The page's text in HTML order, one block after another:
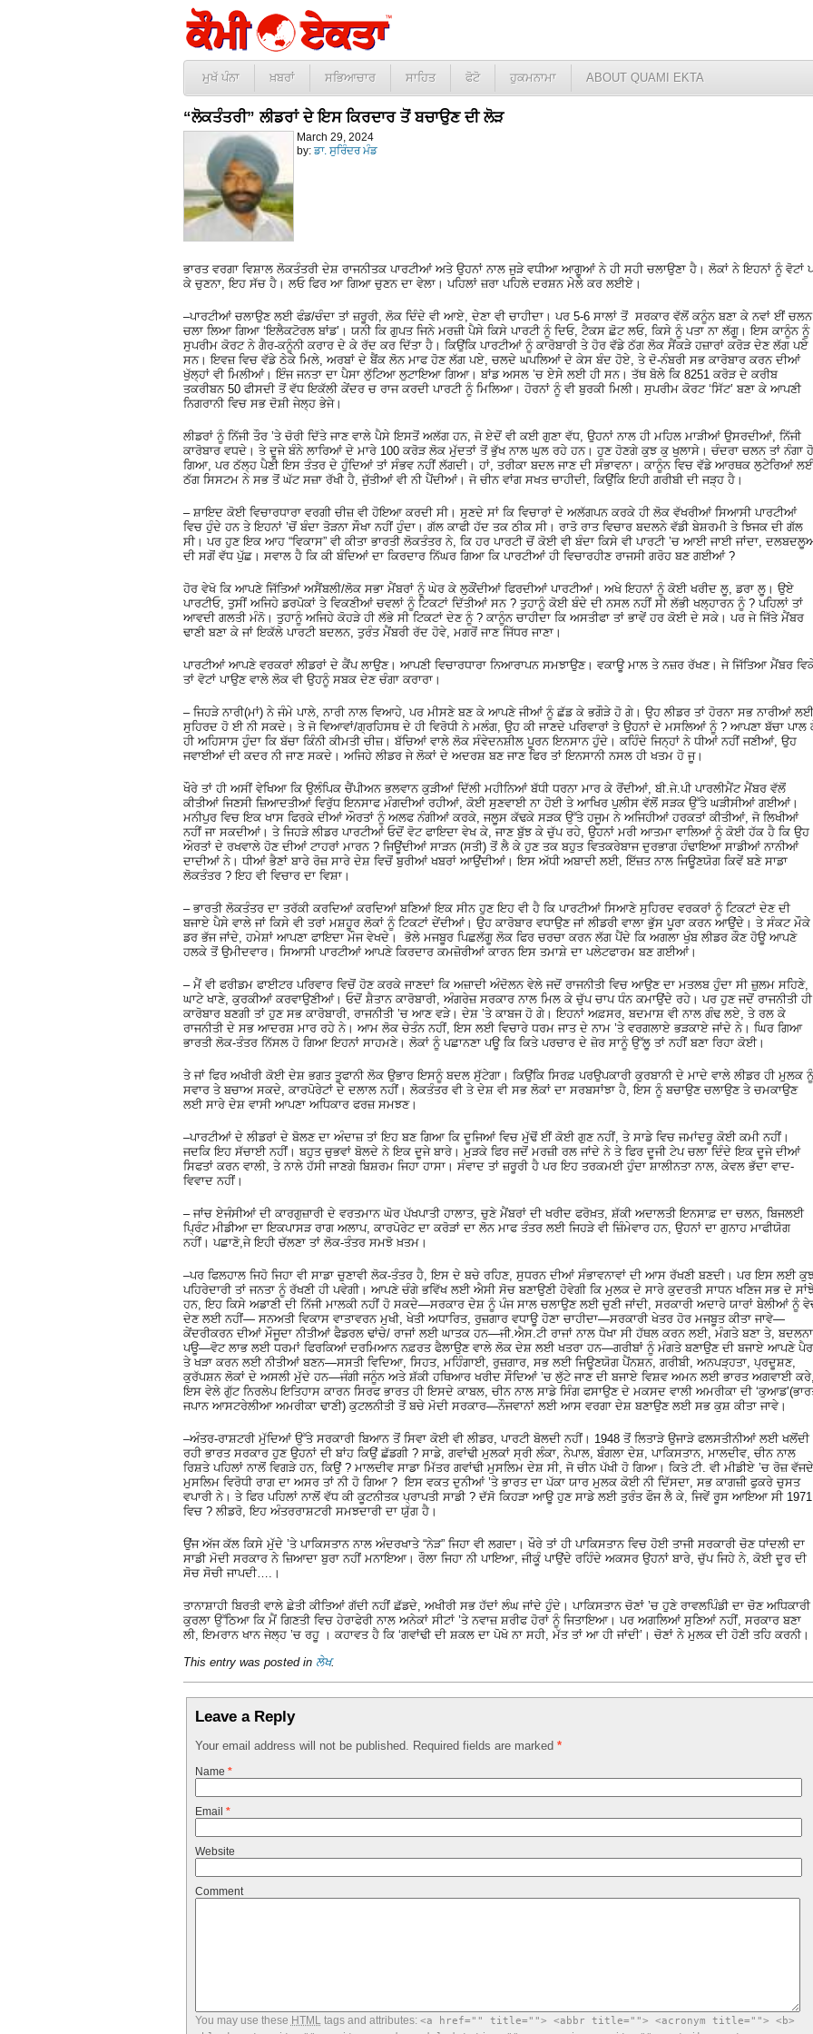
ਮੁਖੱ ਪੰਨਾ ਖ਼ਬਰਾਂ ਸਭਿਆਚਾਰ ਸਾਹਿਤ ਫੋਟੋ ਹੁਕਮਨਾਮਾ ABOUT QUAMI EKTA
“ਲੋਕਤੰਤਰੀ” ਲੀਡਰਾਂ ਦੇ ਇਸ ਕਿਰਦਾਰ ਤੋਂ ਬਚਾਉਣ ਦੀ ਲੋੜ
March 29, 2024
by: ਡਾ. ਸੁਰਿੰਦਰ ਮੰਡ
ਭਾਰਤ ਵਰਗਾ ਵਿਸ਼ਾਲ ਲੋਕਤੰਤਰੀ ਦੇਸ਼ ਰਾਜਨੀਤਕ ਪਾਰਟੀਆਂ ਅਤੇ ਉਹਨਾਂ ਨਾਲ ਜੁੜੇ ਵਧੀਆ ਆਗੂਆਂ ਨੇ ਹੀ ਸਹੀ ਚਲਾਉਣਾ ਹੈ। ਲੋਕਾਂ ਨੇ ਇਹਨਾਂ ਨੂੰ ਵੋਟਾਂ
ਕੇ ਚੁਣਨਾ, ਇਹ ਸੱਚ ਹੈ। ਲਓ ਫਿਰ ਆ ਗਿਆ ਚੁਣਨ ਦਾ ਵੇਲਾ। ਪਹਿਲਾਂ ਜ਼ਰਾ ਪਹਿਲੇ ਦਰਸ਼ਨ ਮੇਲੇ ਕਰ ਲਈਏ।
–ਪਾਰਟੀਆਂ ਚਲਾਉਣ ਲਈ ਫੰਡ/ਚੰਦਾ ਤਾਂ ਜ਼ਰੂਰੀ, ਲੋਕ ਦਿੰਦੇ ਵੀ ਆਏ, ਦੇਣਾ ਵੀ ਚਾਹੀਦਾ। ਪਰ 5-6 ਸਾਲਾਂ ਤੋਂ ਸਰਕਾਰ ਵੱਲੋਂ ਕਨੂੰਨ ਬਣਾ ਕੇ ਨਵਾਂ ਈਂ ਚਲਨ
ਚਲਾ ਲਿਆ ਗਿਆ ‘ਇਲੈਕਟੋਰਲ ਬਾਂਡ’। ਯਨੀ ਕਿ ਗੁਪਤ ਜਿਨੇ ਮਰਜ਼ੀ ਪੈਸੇ ਕਿਸੇ ਪਾਰਟੀ ਨੂੰ ਦਿਓ, ਟੈਕਸ ਛੋਟ ਲਓ, ਕਿਸੇ ਨੂੰ ਪਤਾ ਨਾ ਲੱਗੂ। ਇਸ ਕਾਨੂੰਨ ਨੂੰ
ਸੁਪਰੀਮ ਕੋਰਟ ਨੇ ਗੈਰ-ਕਨੂੰਨੀ ਕਰਾਰ ਦੇ ਕੇ ਰੱਦ ਕਰ ਦਿੱਤਾ ਹੈ। ਕਿਉਂਕਿ ਪਾਰਟੀਆਂ ਨੂੰ ਕਾਰੋਬਾਰੀ ਤੇ ਹੋਰ ਵੱਡੇ ਠੱਗ ਲੋਕ ਸੈਂਕੜੇ ਹਜ਼ਾਰਾਂ ਕਰੋੜ ਦੇਣ ਲੱਗ ਪਏ
ਸਨ। ਇਵਜ਼ ਵਿਚ ਵੱਡੇ ਠੇਕੇ ਮਿਲੇ, ਅਰਬਾਂ ਦੇ ਬੈਂਕ ਲੋਨ ਮਾਫ ਹੋਣ ਲੱਗ ਪਏ, ਚਲਦੇ ਘਪਲਿਆਂ ਦੇ ਕੇਸ ਬੰਦ ਹੋਏ, ਤੇ ਦੋ-ਨੰਬਰੀ ਸਭ ਕਾਰੋਬਾਰ ਕਰਨ ਦੀਆਂ
ਖੁੱਲ੍ਹਾਂ ਵੀ ਮਿਲੀਆਂ। ਇੰਜ ਜਨਤਾ ਦਾ ਪੈਸਾ ਲੁੱਟਿਆ ਲੁਟਾਇਆ ਗਿਆ। ਬਾਂਡ ਅਸਲ ’ਚ ਏਸੇ ਲਈ ਹੀ ਸਨ। ਤੱਥ ਬੋਲੇ ਕਿ 8251 ਕਰੋੜ ਦੇ ਕਰੀਬ
ਤਕਰੀਬਨ 50 ਫੀਸਦੀ ਤੋਂ ਵੱਧ ਇਕੱਲੀ ਕੇਂਦਰ ਚ ਰਾਜ ਕਰਦੀ ਪਾਰਟੀ ਨੂੰ ਮਿਲਿਆ। ਹੋਰਨਾਂ ਨੂੰ ਵੀ ਬੁਰਕੀ ਮਿਲੀ। ਸੁਪਰੀਮ ਕੋਰਟ ‘ਸਿੱਟ’ ਬਣਾ ਕੇ ਆਪਣੀ
ਨਿਗਰਾਨੀ ਵਿਚ ਸਭ ਦੋਸ਼ੀ ਜੇਲ੍ਹ ਭੇਜੇ।
ਲੀਡਰਾਂ ਨੂੰ ਨਿੱਜੀ ਤੌਰ ’ਤੇ ਚੋਰੀ ਦਿੱਤੇ ਜਾਣ ਵਾਲੇ ਪੈਸੇ ਇਸਤੋਂ ਅਲੱਗ ਹਨ, ਜੋ ਏਦੋਂ ਵੀ ਕਈ ਗੁਣਾ ਵੱਧ, ਉਹਨਾਂ ਨਾਲ ਹੀ ਮਹਿਲ ਮਾੜੀਆਂ ਉਸਰਦੀਆਂ, ਨਿੱਜੀ
ਕਾਰੋਬਾਰ ਵਧਦੇ। ਤੇ ਦੂਜੇ ਬੰਨੇ ਲਾਰਿਆਂ ਦੇ ਮਾਰੇ 100 ਕਰੋੜ ਲੋਕ ਮੁੱਦਤਾਂ ਤੋਂ ਭੁੱਖ ਨਾਲ ਘੁਲ ਰਹੇ ਹਨ। ਹੁਣ ਹੋਣਗੇ ਕੁਝ ਕੁ ਖੁਲਾਸੇ। ਚੰਦਰਾ ਚਲਨ ਤਾਂ ਨੰਗਾ ਹੋ
ਗਿਆ, ਪਰ ਠੱਲ੍ਹ ਪੈਣੀ ਇਸ ਤੰਤਰ ਦੇ ਹੁੰਦਿਆਂ ਤਾਂ ਸੰਭਵ ਨਹੀਂ ਲੱਗਦੀ। ਹਾਂ, ਤਰੀਕਾ ਬਦਲ ਜਾਣ ਦੀ ਸੰਭਾਵਨਾ। ਕਾਨੂੰਨ ਵਿਚ ਵੱਡੇ ਆਰਥਕ ਲੁਟੇਰਿਆਂ
ਠੱਗ ਸਿਸਟਮ ਨੇ ਸਭ ਤੋਂ ਘੱਟ ਸਜ਼ਾ ਰੱਖੀ ਹੈ, ਜੁੱਤੀਆਂ ਵੀ ਨੀ ਪੈਂਦੀਆਂ। ਜੋ ਚੀਨ ਵਾਂਗ ਸਖਤ ਚਾਹੀਦੀ, ਕਿਉਂਕਿ ਇਹੀ ਗਰੀਬੀ ਦੀ ਜੜ੍ਹ ਹੈ।
– ਸ਼ਾਇਦ ਕੋਈ ਵਿਚਾਰਧਾਰਾ ਵਰਗੀ ਚੀਜ਼ ਵੀ ਹੋਇਆ ਕਰਦੀ ਸੀ। ਸੁਣਦੇ ਸਾਂ ਕਿ ਵਿਚਾਰਾਂ ਦੇ ਅਲੱਗਪਨ ਕਰਕੇ ਹੀ ਲੋਕ ਵੱਖਰੀਆਂ ਸਿਆਸੀ ਪਾਰਟੀਆਂ
ਵਿਚ ਹੁੰਦੇ ਹਨ ਤੇ ਇਹਨਾਂ ’ਚੋਂ ਬੰਦਾ ਤੋੜਨਾ ਸੌਖਾ ਨਹੀਂ ਹੁੰਦਾ। ਗੱਲ ਕਾਫੀ ਹੱਦ ਤਕ ਠੀਕ ਸੀ। ਰਾਤੋ ਰਾਤ ਵਿਚਾਰ ਬਦਲਨੇ ਵੱਡੀ ਬੇਸ਼ਰਮੀ ਤੇ ਝਿਜਕ ਦੀ ਗੱਲ
ਸੀ। ਪਰ ਹੁਣ ਇਕ ਆਹ “ਵਿਕਾਸ” ਵੀ ਕੀਤਾ ਭਾਰਤੀ ਲੋਕਤੰਤਰ ਨੇ, ਕਿ ਹਰ ਪਾਰਟੀ ਚੋਂ ਕੋਈ ਵੀ ਬੰਦਾ ਕਿਸੇ ਵੀ ਪਾਰਟੀ ’ਚ ਆਈ ਜਾਈ ਜਾਂਦਾ,
ਦੀ ਸਗੋਂ ਵੱਧ ਪੁੱਛ। ਸਵਾਲ ਹੈ ਕਿ ਕੀ ਬੰਦਿਆਂ ਦਾ ਕਿਰਦਾਰ ਨਿੱਘਰ ਗਿਆ ਕਿ ਪਾਰਟੀਆਂ ਹੀ ਵਿਚਾਰਹੀਣ ਰਾਜਸੀ ਗਰੋਹ ਬਣ ਗਈਆਂ ?
ਹੋਰ ਵੇਖੋ ਕਿ ਆਪਣੇ ਜਿੱਤਿਆਂ ਅਸੈਂਬਲੀ/ਲੋਕ ਸਭਾ ਮੈਂਬਰਾਂ ਨੂੰ ਘੇਰ ਕੇ ਲੁਕੌਂਦੀਆਂ ਫਿਰਦੀਆਂ ਪਾਰਟੀਆਂ। ਅਖੇ ਇਹਨਾਂ ਨੂੰ ਕੋਈ ਖਰੀਦ ਲੂ, ਡਰਾ ਲੂ। ਉਏ
ਪਾਰਟੀਓ, ਤੁਸੀਂ ਅਜਿਹੇ ਡਰਪੋਕਾਂ ਤੇ ਵਿਕਣੀਆਂ ਚਵਲਾਂ ਨੂੰ ਟਿਕਟਾਂ ਦਿੱਤੀਆਂ ਸਨ ? ਤੁਹਾਨੂੰ ਕੋਈ ਬੰਦੇ ਦੀ ਨਸਲ ਨਹੀਂ ਸੀ ਲੱਭੀ ਖਲ੍ਹਾਰਨ ਨੂੰ ? ਪਹਿਲਾਂ ਤਾਂ
ਆਵਦੀ ਗਲਤੀ ਮੰਨੋ। ਤੁਹਾਨੂੰ ਅਜਿਹੇ ਕੋਹੜੇ ਹੀ ਲੱਭੇ ਸੀ ਟਿਕਟਾਂ ਦੇਣ ਨੂੰ ? ਕਾਨੂੰਨ ਚਾਹੀਦਾ ਕਿ ਅਸਤੀਫਾ ਤਾਂ ਭਾਵੇਂ ਹਰ ਕੋਈ ਦੇ ਸਕੇ। ਪਰ ਜੇ ਜਿੱਤੇ ਮੈਂਬਰ
ਢਾਣੀ ਬਣਾ ਕੇ ਜਾਂ ਇਕੱਲੇ ਪਾਰਟੀ ਬਦਲਨ, ਤੁਰੰਤ ਮੈਂਬਰੀ ਰੱਦ ਹੋਵੇ, ਮਗਰੋਂ ਜਾਣ ਜਿੱਧਰ ਜਾਣਾ।
ਪਾਰਟੀਆਂ ਆਪਣੇ ਵਰਕਰਾਂ ਲੀਡਰਾਂ ਦੇ ਕੈਂਪ ਲਾਉਣ। ਆਪਣੀ ਵਿਚਾਰਧਾਰਾ ਨਿਆਰਾਪਨ ਸਮਝਾਉਣ। ਵਕਾਊ ਮਾਲ ਤੇ ਨਜ਼ਰ ਰੱਖਣ। ਜੇ ਜਿੱਤਿਆ ਮੈਂਬਰ
ਤਾਂ ਵੋਟਾਂ ਪਾਉਣ ਵਾਲੇ ਲੋਕ ਵੀ ਉਹਨੂੰ ਸਬਕ ਦੇਣ ਚੰਗਾ ਕਰਾਰਾ।
– ਜਿਹੜੇ ਨਾਰੀ(ਮਾਂ) ਨੇ ਜੰਮੇ ਪਾਲੇ, ਨਾਰੀ ਨਾਲ ਵਿਆਹੇ, ਪਰ ਮੀਸਣੇ ਬਣ ਕੇ ਆਪਣੇ ਜੀਆਂ ਨੂੰ ਛੱਡ ਕੇ ਭਗੌੜੇ ਹੋ ਗੇ। ਉਹ ਲੀਡਰ ਤਾਂ ਹੋਰਨਾ ਸਭ ਨਾਰੀਆਂ ਲਈ
ਸੁਹਿਰਦ ਹੋ ਈ ਨੀ ਸਕਦੇ। ਤੇ ਜੋ ਵਿਆਵਾਂ/ਗ੍ਰਹਿਸਥ ਦੇ ਹੀ ਵਿਰੋਧੀ ਨੇ ਮਲੰਗ, ਉਹ ਕੀ ਜਾਣਦੇ ਪਰਿਵਾਰਾਂ ਤੇ ਉਹਨਾਂ ਦੇ ਮਸਲਿਆਂ ਨੂੰ ? ਆਪਣਾ ਬੱਚਾ ਪਾਲ
ਹੀ ਅਹਿਸਾਸ ਹੁੰਦਾ ਕਿ ਬੱਚਾ ਕਿੰਨੀ ਕੀਮਤੀ ਚੀਜ਼। ਬੱਚਿਆਂ ਵਾਲੇ ਲੋਕ ਸੰਵੇਦਨਸ਼ੀਲ ਪੂਰਨ ਇਨਸਾਨ ਹੁੰਦੇ। ਕਹਿੰਦੇ ਜਿਨ੍ਹਾਂ ਨੇ ਧੀਆਂ ਨਹੀਂ ਜਣੀਆਂ, ਉਹ
ਜਵਾਈਆਂ ਦੀ ਕਦਰ ਨੀ ਜਾਣ ਸਕਦੇ। ਅਜਿਹੇ ਲੀਡਰ ਜੇ ਲੋਕਾਂ ਦੇ ਅਦਰਸ਼ ਬਣ ਜਾਣ ਫਿਰ ਤਾਂ ਇਨਸਾਨੀ ਨਸਲ ਹੀ ਖਤਮ ਹੋ ਜੂ।
ਖੌਰੇ ਤਾਂ ਹੀ ਅਸੀਂ ਵੇਖਿਆ ਕਿ ਉਲੰਪਿਕ ਚੈਂਪੀਅਨ ਭਲਵਾਨ ਕੁੜੀਆਂ ਦਿੱਲੀ ਮਹੀਨਿਆਂ ਬੱਧੀ ਧਰਨਾ ਮਾਰ ਕੇ ਰੋਂਦੀਆਂ, ਬੀ.ਜੇ.ਪੀ ਪਾਰਲੀਮੈਂਟ ਮੈਂਬਰ ਵੱਲੋਂ
ਕੀਤੀਆਂ ਜਿਣਸੀ ਜ਼ਿਆਦਤੀਆਂ ਵਿਰੁੱਧ ਇਨਸਾਫ ਮੰਗਦੀਆਂ ਰਹੀਆਂ, ਕੋਈ ਸੁਣਵਾਈ ਨਾ ਹੋਈ ਤੇ ਆਖਿਰ ਪੁਲੀਸ ਵੱਲੋਂ ਸੜਕ ਉੱਤੇ ਘੜੀਸੀਆਂ ਗਈਆਂ।
ਮਨੀਪੁਰ ਵਿਚ ਇਕ ਖਾਸ ਫਿਰਕੇ ਦੀਆਂ ਔਰਤਾਂ ਨੂੰ ਅਲਫ ਨੰਗੀਆਂ ਕਰਕੇ, ਜਲੂਸ ਕੱਢਕੇ ਸੜਕ ਉੱਤੇ ਹਜੂਮ ਨੇ ਅਜਿਹੀਆਂ ਹਰਕਤਾਂ ਕੀਤੀਆਂ, ਜੋ ਲਿਖੀਆਂ
ਨਹੀਂ ਜਾ ਸਕਦੀਆਂ। ਤੇ ਜਿਹੜੇ ਲੀਡਰ ਪਾਰਟੀਆਂ ਓਦੋਂ ਵੋਟ ਫਾਇਦਾ ਵੇਖ ਕੇ, ਜਾਣ ਬੁੱਝ ਕੇ ਚੁੱਪ ਰਹੇ, ਉਹਨਾਂ ਮਰੀ ਆਤਮਾ ਵਾਲਿਆਂ ਨੂੰ ਕੋਈ ਹੱਕ ਹੈ ਕਿ ਉਹ
ਔਰਤਾਂ ਦੇ ਰਖਵਾਲੇ ਹੋਣ ਦੀਆਂ ਟਾਹਰਾਂ ਮਾਰਨ ? ਜਿਊਂਦੀਆਂ ਸਾੜਨ (ਸਤੀ) ਤੋਂ ਲੈ ਕੇ ਹੁਣ ਤਕ ਬਹੁਤ ਵਿਤਕਰੇਬਾਜ ਦੁਰਭਾਗ ਹੰਢਾਇਆ ਸਾਡੀਆਂ ਨਾਨੀਆਂ
ਦਾਦੀਆਂ ਨੇ। ਧੀਆਂ ਭੈਣਾਂ ਬਾਰੇ ਰੋਜ਼ ਸਾਰੇ ਦੇਸ਼ ਵਿਚੋਂ ਬੁਰੀਆਂ ਖਬਰਾਂ ਆਉਂਦੀਆਂ। ਇਸ ਅੱਧੀ ਅਬਾਦੀ ਲਈ, ਇੱਜ਼ਤ ਨਾਲ ਜਿਊਣਯੋਗ ਕਿਵੇਂ ਬਣੇ ਸਾਡਾ
ਲੋਕਤੰਤਰ ? ਇਹ ਵੀ ਵਿਚਾਰ ਦਾ ਵਿਸ਼ਾ।
– ਭਾਰਤੀ ਲੋਕਤੰਤਰ ਦਾ ਤਰੱਕੀ ਕਰਦਿਆਂ ਕਰਦਿਆਂ ਬਣਿਆਂ ਇਕ ਸੀਨ ਹੁਣ ਇਹ ਵੀ ਹੈ ਕਿ ਪਾਰਟੀਆਂ ਸਿਆਣੇ ਸੁਹਿਰਦ ਵਰਕਰਾਂ ਨੂੰ ਟਿਕਟਾਂ ਦੇਣ ਦੀ
ਬਜਾਏ ਪੈਸੇ ਵਾਲੇ ਜਾਂ ਕਿਸੇ ਵੀ ਤਰਾਂ ਮਸ਼ਹੂਰ ਲੋਕਾਂ ਨੂੰ ਟਿਕਟਾਂ ਦੇਂਦੀਆਂ। ਉਹ ਕਾਰੋਬਾਰ ਵਧਾਉਣ ਜਾਂ ਲੀਡਰੀ ਵਾਲਾ ਭੁੱਸ ਪੂਰਾ ਕਰਨ ਆਉਂਦੇ। ਤੇ ਸੰਕਟ ਮੌਕੇ
ਡਰ ਭੱਜ ਜਾਂਦੇ, ਹਮੇਸ਼ਾਂ ਆਪਣਾ ਫਾਇਦਾ ਮੌਜ ਵੇਖਦੇ। ਭੋਲੇ ਮਜਬੂਰ ਪਿਛਲੱਗੂ ਲੋਕ ਫਿਰ ਚਰਚਾ ਕਰਨ ਲੱਗ ਪੈਂਦੇ ਕਿ ਅਗਲਾ ਖੁੰਬ ਲੀਡਰ ਕੌਣ ਹੋਊ ਆਪਣੇ
ਹਲਕੇ ਤੋਂ ਉਮੀਦਵਾਰ। ਸਿਆਸੀ ਪਾਰਟੀਆਂ ਆਪਣੇ ਕਿਰਦਾਰ ਕਮਜ਼ੋਰੀਆਂ ਕਾਰਨ ਇਸ ਤਮਾਸ਼ੇ ਦਾ ਪਲੇਟਫਾਰਮ ਬਣ ਗਈਆਂ।
– ਮੈਂ ਵੀ ਫਰੀਡਮ ਫਾਈਟਰ ਪਰਿਵਾਰ ਵਿਚੋਂ ਹੋਣ ਕਰਕੇ ਜਾਣਦਾਂ ਕਿ ਅਜ਼ਾਦੀ ਅੰਦੋਲਨ ਵੇਲੇ ਜਦੋਂ ਰਾਜਨੀਤੀ ਵਿਚ ਆਉਣ ਦਾ ਮਤਲਬ ਹੁੰਦਾ ਸੀ ਜ਼ੁਲਮ ਸਹਿਣੇ,
ਘਾਟੇ ਖਾਣੇ, ਕੁਰਕੀਆਂ ਕਰਵਾਉਣੀਆਂ। ਓਦੋਂ ਸ਼ੈਤਾਨ ਕਾਰੋਬਾਰੀ, ਅੰਗਰੇਜ਼ ਸਰਕਾਰ ਨਾਲ ਮਿਲ ਕੇ ਚੁੱਪ ਚਾਪ ਧੰਨ ਕਮਾਉਂਦੇ ਰਹੇ। ਪਰ ਹੁਣ ਜਦੋਂ ਰਾਜਨੀਤੀ ਹੀ
ਕਾਰੋਬਾਰ ਬਣਗੀ ਤਾਂ ਹੁਣ ਸਭ ਕਾਰੋਬਾਰੀ, ਰਾਜਨੀਤੀ ’ਚ ਆਣ ਵੜੇ। ਦੇਸ਼ ’ਤੇ ਕਾਬਜ ਹੋ ਗੇ। ਇਹਨਾਂ ਅਫ਼ਸਰ, ਬਦਮਾਸ਼ ਵੀ ਨਾਲ ਗੰਢ ਲਏ, ਤੇ ਰਲ ਕੇ
ਰਾਜਨੀਤੀ ਦੇ ਸਭ ਆਦਰਸ਼ ਮਾਰ ਰਹੇ ਨੇ। ਆਮ ਲੋਕ ਚੇਤੰਨ ਨਹੀਂ, ਇਸ ਲਈ ਵਿਚਾਰੇ ਧਰਮ ਜਾਤ ਦੇ ਨਾਮ ’ਤੇ ਵਰਗਲਾਏ ਭੜਕਾਏ ਜਾਂਦੇ ਨੇ। ਘਿਰ ਗਿਆ
ਭਾਰਤੀ ਲੋਕ-ਤੰਤਰ ਨਿੱਸਲ ਹੋ ਗਿਆ ਇਹਨਾਂ ਸਾਹਮਣੇ। ਲੋਕਾਂ ਨੂੰ ਪਛਾਨਣਾ ਪਊ ਕਿ ਕਿਤੇ ਪਰਚਾਰ ਦੇ ਜ਼ੋਰ ਸਾਨੂੰ ਉੱਲੂ ਤਾਂ ਨਹੀਂ ਬਣਾ ਰਿਹਾ ਕੋਈ।
ਤੇ ਜਾਂ ਫਿਰ ਅਖੀਰੀ ਕੋਈ ਦੇਸ਼ ਭਗਤ ਤੂਫਾਨੀ ਲੋਕ ਉਭਾਰ ਇਸਨੂੰ ਬਦਲ ਸੁੱਟੇਗਾ। ਕਿਉਂਕਿ ਸਿਰਫ਼ ਪਰਉਪਕਾਰੀ ਕੁਰਬਾਨੀ ਦੇ ਮਾਦੇ ਵਾਲੇ ਲੀਡਰ ਹੀ ਮੁਲਕ ਨੂੰ
ਸਵਾਰ ਤੇ ਬਚਾਅ ਸਕਦੇ, ਕਾਰਪੋਰੇਟਾਂ ਦੇ ਦਲਾਲ ਨਹੀਂ। ਲੋਕਤੰਤਰ ਵੀ ਤੇ ਦੇਸ਼ ਵੀ ਸਭ ਲੋਕਾਂ ਦਾ ਸਰਬਸਾਂਝਾ ਹੈ, ਇਸ ਨੂੰ ਬਚਾਉਣ ਚਲਾਉਣ ਤੇ ਚਮਕਾਉਣ
ਲਈ ਸਾਰੇ ਦੇਸ਼ ਵਾਸੀ ਆਪਣਾ ਅਧਿਕਾਰ ਫਰਜ਼ ਸਮਝਣ।
–ਪਾਰਟੀਆਂ ਦੇ ਲੀਡਰਾਂ ਦੇ ਬੋਲਣ ਦਾ ਅੰਦਾਜ਼ ਤਾਂ ਇਹ ਬਣ ਗਿਆ ਕਿ ਦੂਜਿਆਂ ਵਿਚ ਮੁੱਢੋਂ ਈਂ ਕੋਈ ਗੁਣ ਨਹੀਂ, ਤੇ ਸਾਡੇ ਵਿਚ ਜਮਾਂਦਰੂ ਕੋਈ ਕਮੀ ਨਹੀਂ।
ਜਦਕਿ ਇਹ ਸੱਚਾਈ ਨਹੀਂ। ਬਹੁਤ ਚੁਭਵਾਂ ਬੋਲਦੇ ਨੇ ਇਕ ਦੂਜੇ ਬਾਰੇ। ਮੁੜਕੇ ਫਿਰ ਜਦੋਂ ਮਰਜ਼ੀ ਰਲ ਜਾਂਦੇ ਨੇ ਤੇ ਫਿਰ ਦੂਜੀ ਟੇਪ ਚਲਾ ਦਿੰਦੇ ਇਕ ਦੂਜੇ ਦੀਆਂ
ਸਿਫਤਾਂ ਕਰਨ ਵਾਲੀ, ਤੇ ਨਾਲੇ ਹੱਸੀ ਜਾਣਗੇ ਬਿਸ਼ਰਮ ਜਿਹਾ ਹਾਸਾ। ਸੰਵਾਦ ਤਾਂ ਜ਼ਰੂਰੀ ਹੈ ਪਰ ਇਹ ਤਰਕਮਈ ਹੁੰਦਾ ਸ਼ਾਲੀਨਤਾ ਨਾਲ, ਕੇਵਲ ਭੱਦਾ ਵਾਦ-
ਵਿਵਾਦ ਨਹੀਂ।
– ਜਾਂਚ ਏਜੰਸੀਆਂ ਦੀ ਕਾਰਗੁਜ਼ਾਰੀ ਦੇ ਵਰਤਮਾਨ ਘੋਰ ਪੱਖਪਾਤੀ ਹਾਲਾਤ, ਚੁਣੇ ਮੈਂਬਰਾਂ ਦੀ ਖਰੀਦ ਫਰੋਖ਼ਤ, ਸ਼ੱਕੀ ਅਦਾਲਤੀ ਇਨਸਾਫ਼ ਦਾ ਚਲਨ, ਬਿਜਲਈ
ਪ੍ਰਿੰਟ ਮੀਡੀਆ ਦਾ ਇਕਪਾਸੜ ਰਾਗ ਅਲਾਪ, ਕਾਰਪੋਰੇਟ ਦਾ ਕਰੋੜਾਂ ਦਾ ਲੋਨ ਮਾਫ ਤੰਤਰ ਲਈ ਜਿਹੜੇ ਵੀ ਜ਼ਿੰਮੇਵਾਰ ਹਨ, ਉਹਨਾਂ ਦਾ ਗੁਨਾਹ ਮਾਫੀਯੋਗ
ਨਹੀਂ। ਪਛਾਣੋ,ਜੇ ਇਹੀ ਚੱਲਣਾ ਤਾਂ ਲੋਕ-ਤੰਤਰ ਸਮਝੋ ਖ਼ਤਮ।
–ਪਰ ਫਿਲਹਾਲ ਜਿਹੋ ਜਿਹਾ ਵੀ ਸਾਡਾ ਚੁਣਾਵੀ ਲੋਕ-ਤੰਤਰ ਹੈ, ਇਸ ਦੇ ਬਚੇ ਰਹਿਣ, ਸੁਧਰਨ ਦੀਆਂ ਸੰਭਾਵਨਾਵਾਂ ਦੀ ਆਸ ਰੱਖਣੀ ਬਣਦੀ। ਪਰ ਇਸ ਲਈ
ਪਹਿਰੇਦਾਰੀ ਤਾਂ ਜਨਤਾ ਨੂੰ ਰੱਖਣੀ ਹੀ ਪਵੇਗੀ। ਆਪਣੇ ਚੰਗੇ ਭਵਿੱਖ ਲਈ ਐਸੀ ਸੋਚ ਬਣਾਉਣੀ ਹੋਵੇਗੀ ਕਿ ਮੁਲਕ ਦੇ ਸਾਰੇ ਕੁਦਰਤੀ ਸਾਧਨ ਖਣਿਜ ਸਭ ਦੇ
ਹਨ, ਇਹ ਕਿਸੇ ਅਡਾਣੀ ਦੀ ਨਿੱਜੀ ਮਾਲਕੀ ਨਹੀਂ ਹੋ ਸਕਦੇ—ਸਰਕਾਰ ਦੇਸ਼ ਨੂੰ ਪੰਜ ਸਾਲ ਚਲਾਉਣ ਲਈ ਚੁਣੀ ਜਾਂਦੀ, ਸਰਕਾਰੀ ਅਦਾਰੇ ਯਾਰਾਂ ਬੇਲੀਆਂ ਨੂੰ
ਦੇਣ ਲਈ ਨਹੀਂ— ਸਨਅਤੀ ਵਿਕਾਸ ਵਾਤਾਵਰਨ ਮੁਖੀ, ਖੇਤੀ ਅਧਾਰਿਤ, ਰੁਜ਼ਗਾਰ ਵਧਾਊ ਹੋਣਾ ਚਾਹੀਦਾ—ਸਰਕਾਰੀ ਖੇਤਰ ਹੋਰ ਮਜਬੂਤ ਕੀਤਾ ਜਾਵੇ—
ਕੇਂਦਰੀਕਰਨ ਦੀਆਂ ਮੌਜੂਦਾ ਨੀਤੀਆਂ ਫੈਡਰਲ ਢਾਂਚੇ/ ਰਾਜਾਂ ਲਈ ਘਾਤਕ ਹਨ—ਜੀ.ਐਸ.ਟੀ ਰਾਜਾਂ ਨਾਲ ਧੋਖਾ ਸੀ ਹੱਥਲ ਕਰਨ ਲਈ, ਮੰਗਤੇ ਬਣਾ ਤੇ, ਬਦਲਨਾ
ਪਊ—ਵੋਟ ਲਾਭ ਲਈ ਧਰਮਾਂ ਫਿਰਕਿਆਂ ਦਰਮਿਆਨ ਨਫ਼ਰਤ ਫੈਲਾਉਣ ਵਾਲੇ ਲੋਕ ਦੇਸ਼ ਲਈ ਖਤਰਾ ਹਨ—ਗਰੀਬਾਂ ਨੂੰ ਮੰਗਤੇ ਬਣਾਉਣ ਦੀ ਬਜਾਏ ਆਪਣੇ
ਤੇ ਖੜਾ ਕਰਨ ਲਈ ਨੀਤੀਆਂ ਬਣਨ—ਸਸਤੀ ਵਿਦਿਆ, ਸਿਹਤ, ਮਹਿੰਗਾਈ, ਰੁਜ਼ਗਾਰ, ਸਭ ਲਈ ਜਿਊਣਯੋਗ ਪੈਂਨਸ਼ਨ, ਗਰੀਬੀ, ਅਨਪੜ੍ਹਤਾ, ਪ੍ਰਦੂਸ਼ਣ,
ਕੁਰੱਪਸ਼ਨ ਲੋਕਾਂ ਦੇ ਅਸਲੀ ਮੁੱਦੇ ਹਨ—ਜੰਗੀ ਜਨੂੰਨ ਅਤੇ ਸ਼ੱਕੀ ਹਥਿਆਰ ਖਰੀਦ ਸੌਦਿਆਂ ’ਚ ਲੁੱਟੇ ਜਾਣ ਦੀ ਬਜਾਏ ਵਿਸ਼ਵ ਅਮਨ ਲਈ ਭਾਰਤ ਅਗਵਾਈ ਕਰੇ,
ਇਸ ਵੇਲੇ ਗੁੱਟ ਨਿਰਲੇਪ ਇਤਿਹਾਸ ਕਾਰਨ ਸਿਰਫ ਭਾਰਤ ਹੀ ਇਸਦੇ ਕਾਬਲ, ਚੀਨ ਨਾਲ ਸਾਡੇ ਸਿੰਗ ਫਸਾਉਣ ਦੇ ਮਕਸਦ ਵਾਲੀ ਅਮਰੀਕਾ ਦੀ
ਜਪਾਨ ਆਸਟਰੇਲੀਆ ਅਮਰੀਕਾ ਢਾਣੀ) ਕੁਟਲਨੀਤੀ ਤੋਂ ਬਚੇ ਮੋਦੀ ਸਰਕਾਰ—ਨੌਜਵਾਨਾਂ ਲਈ ਆਸ ਵਰਗਾ ਦੇਸ਼ ਬਣਾਉਣ ਲਈ ਸਭ ਕੁਸ਼ ਕੀਤਾ ਜਾਵੇ।
–ਅੰਤਰ-ਰਾਸ਼ਟਰੀ ਮੁੱਦਿਆਂ ਉੱਤੇ ਸਰਕਾਰੀ ਬਿਆਨ ਤੋਂ ਸਿਵਾ ਕੋਈ ਵੀ ਲੀਡਰ, ਪਾਰਟੀ ਬੋਲਦੀ ਨਹੀਂ। 1948 ਤੋਂ ਲਿਤਾੜੇ ਉਜਾੜੇ ਫਲਸਤੀਨੀਆਂ ਲਈ ਖਲੋਂਦੀ
ਰਹੀ ਭਾਰਤ ਸਰਕਾਰ ਹੁਣ ਉਹਨਾਂ ਦੀ ਬਾਂਹ ਕਿਉਂ ਛੱਡਗੀ ? ਸਾਡੇ, ਗਵਾਂਢੀ ਮੁਲਕਾਂ ਸ੍ਰੀ ਲੰਕਾ, ਨੇਪਾਲ, ਬੰਗਲਾ ਦੇਸ਼, ਪਾਕਿਸਤਾਨ, ਮਾਲਦੀਵ, ਚੀਨ ਨਾਲ
ਰਿਸ਼ਤੇ ਪਹਿਲਾਂ ਨਾਲੋਂ ਵਿਗੜੇ ਹਨ, ਕਿਉਂ ? ਮਾਲਦੀਵ ਸਾਡਾ ਮਿੱਤਰ ਗਵਾਂਢੀ ਮੁਸਲਿਮ ਦੇਸ਼ ਸੀ, ਜੋ ਚੀਨ ਪੱਖੀ ਹੋ ਗਿਆ। ਕਿਤੇ ਟੀ. ਵੀ ਮੀਡੀਏ ’ਚ ਰੋਜ਼ ਵੱਜਦੇ
ਮੁਸਲਿਮ ਵਿਰੋਧੀ ਰਾਗ ਦਾ ਅਸਰ ਤਾਂ ਨੀ ਹੋ ਗਿਆ ? ਇਸ ਵਕਤ ਦੁਨੀਆਂ ’ਤੇ ਭਾਰਤ ਦਾ ਪੱਕਾ ਯਾਰ ਮੁਲਕ ਕੋਈ ਨੀ ਦਿੱਸਦਾ, ਸਭ ਕਾਗਜ਼ੀ ਫੁਕਰੇ ਚੁਸਤ
ਵਪਾਰੀ ਨੇ। ਤੇ ਫਿਰ ਪਹਿਲਾਂ ਨਾਲੋਂ ਵੱਧ ਕੀ ਕੂਟਨੀਤਕ ਪ੍ਰਾਪਤੀ ਸਾਡੀ ? ਦੱਸੋ ਕਿਹੜਾ ਆਊ ਹੁਣ ਸਾਡੇ ਲਈ ਤੁਰੰਤ ਫੌਜ ਲੈ ਕੇ, ਜਿਵੇਂ ਰੂਸ ਆਇਆ ਸੀ 1971
ਵਿਚ ? ਲੀਡਰੋ, ਇਹ ਅੰਤਰਰਾਸ਼ਟਰੀ ਸਮਝਦਾਰੀ ਦਾ ਯੁੱਗ ਹੈ।
ਉਂਜ ਅੱਜ ਕੱਲ ਕਿਸੇ ਮੁੱਦੇ ’ਤੇ ਪਾਕਿਸਤਾਨ ਨਾਲ ਅੰਦਰਖਾਤੇ “ਨੇੜ” ਜਿਹਾ ਵੀ ਲਗਦਾ। ਖੌਰੇ ਤਾਂ ਹੀ ਪਾਕਿਸਤਾਨ ਵਿਚ ਹੋਈ ਤਾਜੀ ਸਰਕਾਰੀ ਚੋਣ ਧਾਂਦਲੀ ਦਾ
ਸਾਡੀ ਮੋਦੀ ਸਰਕਾਰ ਨੇ ਜ਼ਿਆਦਾ ਬੁਰਾ ਨਹੀਂ ਮਨਾਇਆ। ਰੌਲਾ ਜਿਹਾ ਨੀ ਪਾਇਆ, ਜੀਕੂੰ ਪਾਉਂਦੇ ਰਹਿੰਦੇ ਅਕਸਰ ਉਹਨਾਂ ਬਾਰੇ, ਚੁੱਪ ਜਿਹੇ ਨੇ, ਕੋਈ ਦੂਰ ਦੀ
ਸੋਚ ਸੋਚੀ ਜਾਪਦੀ….।
ਤਾਨਾਸ਼ਾਹੀ ਬਿਰਤੀ ਵਾਲੇ ਛੇਤੀ ਕੀਤਿਆਂ ਗੱਦੀ ਨਹੀਂ ਛੱਡਦੇ, ਅਖੀਰੀ ਸਭ ਹੱਦਾਂ ਲੰਘ ਜਾਂਦੇ ਹੁੰਦੇ। ਪਾਕਿਸਤਾਨ ਚੋਣਾਂ ’ਚ ਹੁਣੇ ਰਾਵਲਪਿੰਡੀ ਦਾ ਚੋਣ ਅਧਿਕਾਰੀ
ਕੁਰਲਾ ਉੱਠਿਆ ਕਿ ਮੈਂ ਗਿਣਤੀ ਵਿਚ ਹੇਰਾਫੇਰੀ ਨਾਲ ਅਨੇਕਾਂ ਸੀਟਾਂ ’ਤੇ ਨਵਾਜ਼ ਸ਼ਰੀਫ ਹੋਰਾਂ ਨੂੰ ਜਿਤਾਇਆ। ਪਰ ਅਗਲਿਆਂ ਸੁਣਿਆਂ ਨਹੀਂ, ਸਰਕਾਰ ਬਣਾ
ਲੀ, ਇਮਰਾਨ ਖਾਨ ਜੇਲ੍ਹ ’ਚ ਰਹੂ । ਕਹਾਵਤ ਹੈ ਕਿ ‘ਗਵਾਂਢੀ ਦੀ ਸ਼ਕਲ ਦਾ ਪੋਖੋ ਨਾ ਸਹੀ, ਮੱਤ ਤਾਂ ਆ ਹੀ ਜਾਂਦੀ’। ਚੋਣਾਂ ਨੇ ਮੁਲਕ ਦੀ ਹੋਣੀ ਤਹਿ ਕਰਨੀ।
This entry was posted in ਲੇਖ.
Leave a Reply
Your email address will not be published. Required fields are marked *
Name *
Email *
Website
Comment
You may use these HTMLtags and attributes: <a href="" title=""> <abbr title=""> <acronym title=""> <b>